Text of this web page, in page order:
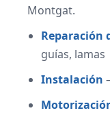
Montgat.
Reparación
guías, lamas
Instalación